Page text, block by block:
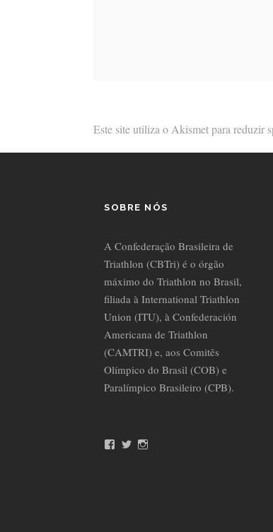
Este site utiliza o Akismet para reduzir
SOBRE NÓS
A Confederação Brasileira de
Triathlon (CBTri) é o órgão
máximo do Triathlon no Brasil,
filiada à International Triathlon
Union (ITU), à Confederación
Americana de Triathlon
(CAMTRI) e, aos Comitês
Olímpico do Brasil (COB) e
Paralímpico Brasileiro (CPB).
T